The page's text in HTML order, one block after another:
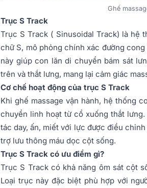
Ghế
Trục S Track
Trục S Track ( Sinusoidal Track) là hệ
chữ S, mô phỏng chính xác đường
này giúp con lăn di chuyển bám sát
trên và thắt lưng, mang lại cảm giác
Cơ chế hoạt động của trục S Track
Khi ghế massage vận hành, hệ thống
chuyển linh hoạt từ cổ xuống thắt
tác day, ấn, miết với lực được điều
trợ lưu thông máu dọc cột sống.
Trục S Track có ưu điểm gì?
Trục S Track có khả năng ôm sát cột
Loại trục này đặc biệt phù hợp với